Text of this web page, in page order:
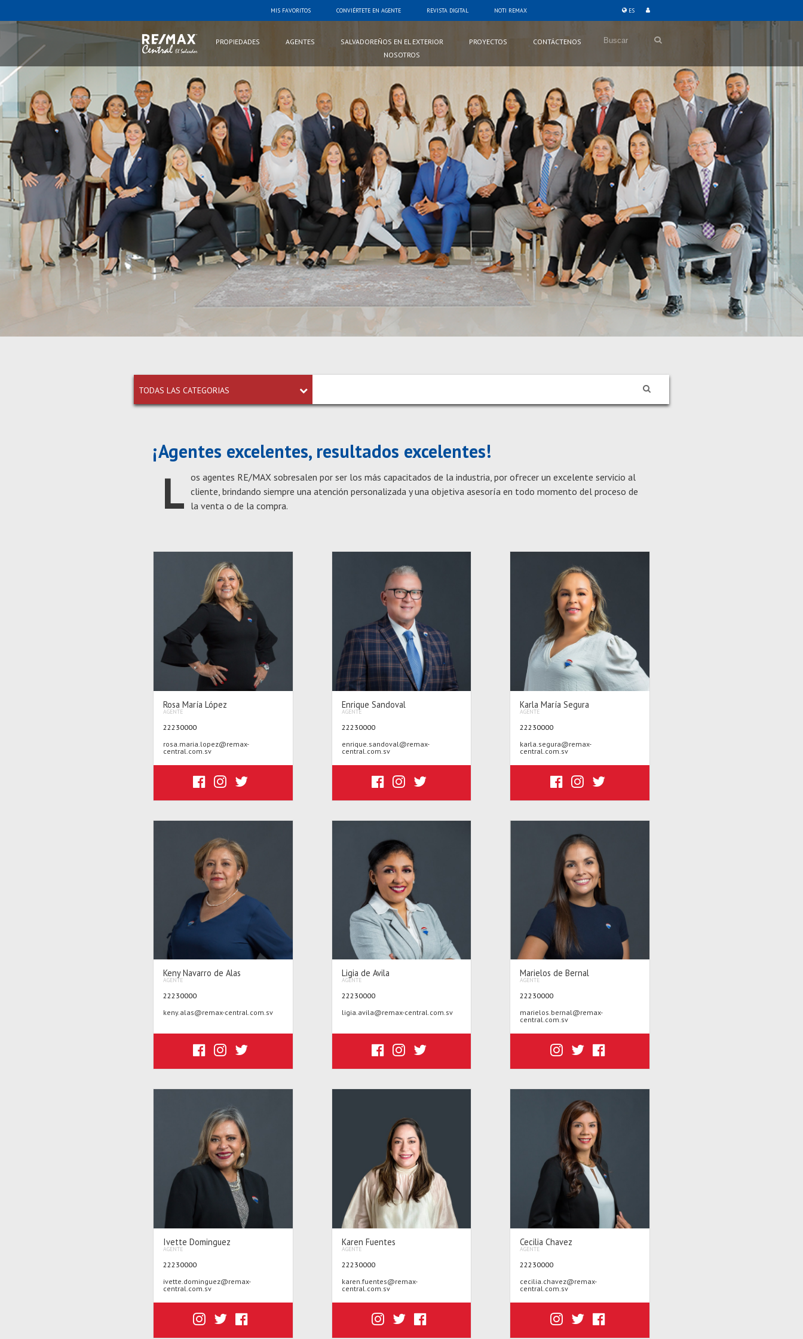
ES
MIS FAVORITOS CONVIÉRTETE EN AGENTE REVISTA DIGITAL NOTI REMAX
PROPIEDADES AGENTES SALVADOREÑOS EN EL EXTERIOR PROYECTOS
CONTÁCTENOS
NOSOTROS
Buscar
TODAS LAS CATEGORIAS
¡Agentes excelentes, resultados excelentes!
L os agentes RE/MAX sobresalen por ser los más capacitados de la industria, por ofrecer un excelente servicio al
cliente, brindando siempre una atención personalizada y una objetiva asesoría en todo momento del proceso de
la venta o de la compra.
Rosa María López
AGENTE
22230000
rosa.maria.lopez@remax-
central.com.sv
Enrique Sandoval
AGENTE
22230000
enrique.sandoval@remax-
central.com.sv
Karla María Segura
AGENTE
22230000
karla.segura@remax-
central.com.sv
Keny Navarro de Alas
AGENTE
22230000
keny.alas@remax-central.com.sv
Ligia de Avila
AGENTE
22230000
ligia.avila@remax-central.com.sv
Marielos de Bernal
AGENTE
22230000
marielos.bernal@remax-
central.com.sv
Ivette Dominguez
AGENTE
22230000
ivette.dominguez@remax-
central.com.sv
Karen Fuentes
AGENTE
22230000
karen.fuentes@remax-
central.com.sv
Cecilia Chavez
AGENTE
22230000
cecilia.chavez@remax-
central.com.sv